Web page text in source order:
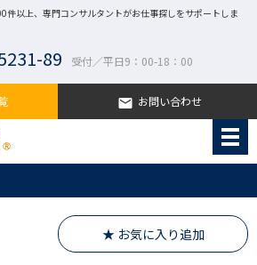
件以上、専門コンサルタントがお仕事探しをサポートしま
89 受付／平日9：00-18：00
email お問い合わせ
★ お気に入り追加